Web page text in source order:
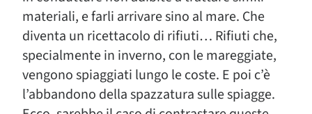
materiali, e farli arrivare sino al mare. Che
diventa un ricettacolo di rifiuti… Rifiuti che,
specialmente in inverno, con le mareggiate,
vengono spiaggiati lungo le coste. E poi c’è
l’abbandono della spazzatura sulle spiagge.